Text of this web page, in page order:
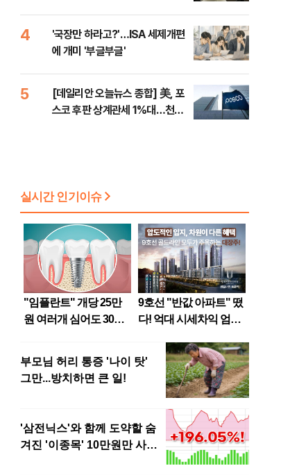
4
'국장만 하라고?'…ISA 세제개편
에 개미 '부글부글'
5
[데일리안 오늘뉴스 종합] 美, 포
스코 후판 상계관세 1%대…천하